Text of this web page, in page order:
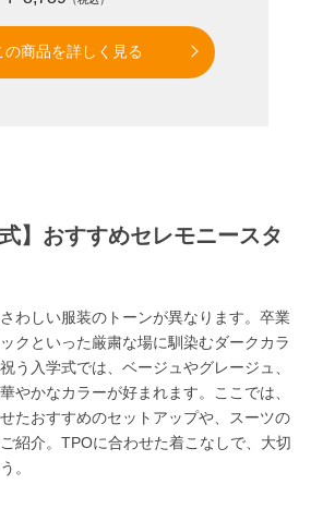
の商品を詳しく見る
】おすすめセレモニースタ
わしい服装のトーンが異なります。卒業
クといった厳粛な場に馴染むダークカラ
う入学式では、ベージュやグレージュ、
やかなカラーが好まれます。ここでは、
たおすすめのセットアップや、スーツの
紹介。TPOに合わせた着こなしで、大切
。